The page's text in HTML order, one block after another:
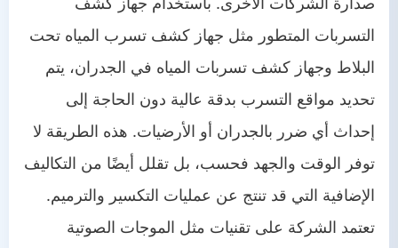
التسربات المتطور مثل جهاز كشف تسرب المياه تحت
البلاط وجهاز كشف تسربات المياه في الجدران، يتم
تحديد مواقع التسرب بدقة عالية دون الحاجة إلى
إحداث أي ضرر بالجدران أو الأرضيات. هذه الطريقة لا
توفر الوقت والجهد فحسب، بل تقلل أيضًا من التكاليف
الإضافية التي قد تنتج عن عمليات التكسير والترميم.
تعتمد الشركة على تقنيات مثل الموجات الصوتية